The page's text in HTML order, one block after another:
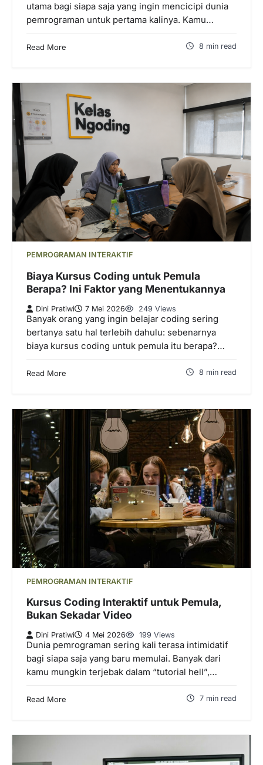
utama bagi siapa saja yang ingin mencicipi dunia
pemrograman untuk pertama kalinya. Kamu…
Read More 8 min read
PEMROGRAMAN INTERAKTIF
Biaya Kursus Coding untuk Pemula
Berapa? Ini Faktor yang Menentukannya
Dini Pratiwi 7 Mei 2026 249 Views
Banyak orang yang ingin belajar coding sering
bertanya satu hal terlebih dahulu: sebenarnya
biaya kursus coding untuk pemula itu berapa?…
Read More 8 min read
PEMROGRAMAN INTERAKTIF
Kursus Coding Interaktif untuk Pemula,
Bukan Sekadar Video
Dini Pratiwi 4 Mei 2026 199 Views
Dunia pemrograman sering kali terasa intimidatif
bagi siapa saja yang baru memulai. Banyak dari
kamu mungkin terjebak dalam “tutorial hell”,…
Read More 7 min read